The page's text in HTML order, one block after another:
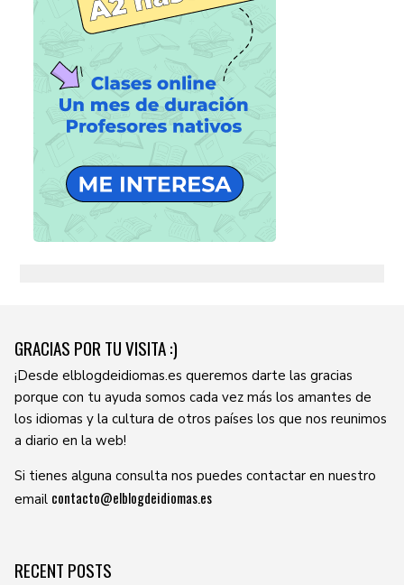
GRACIAS POR TU VISITA :)
¡Desde elblogdeidiomas.es queremos darte las gracias
porque con tu ayuda somos cada vez más los amantes de
los idiomas y la cultura de otros países los que nos reunimos
a diario en la web!
Si tienes alguna consulta nos puedes contactar en nuestro
email contacto@elblogdeidiomas.es
RECENT POSTS